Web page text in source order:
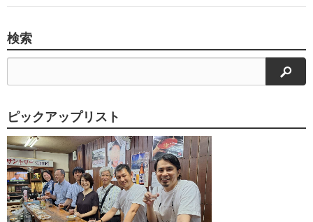
検索
検索
ピックアップリスト